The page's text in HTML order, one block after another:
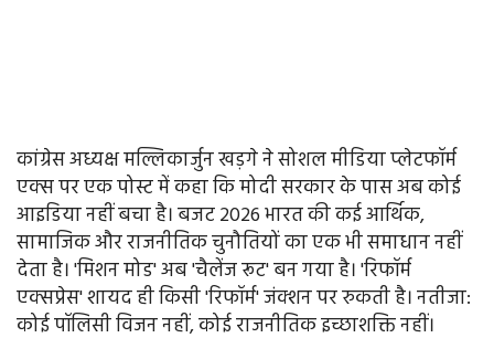
कांग्रेस अध्यक्ष मल्लिकार्जुन खड़गे ने सोशल मीडिया प्लेटफॉर्म
एक्स पर एक पोस्ट में कहा कि मोदी सरकार के पास अब कोई
आइडिया नहीं बचा है। बजट 2026 भारत की कई आर्थिक,
सामाजिक और राजनीतिक चुनौतियों का एक भी समाधान नहीं
देता है। 'मिशन मोड' अब 'चैलेंज रूट' बन गया है। 'रिफॉर्म
एक्सप्रेस' शायद ही किसी 'रिफॉर्म' जंक्शन पर रुकती है। नतीजा:
कोई पॉलिसी विजन नहीं, कोई राजनीतिक इच्छाशक्ति नहीं।